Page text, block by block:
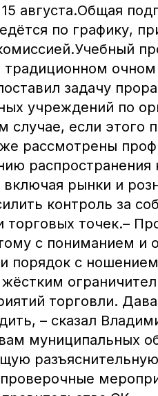
августа.Общая
по графику,
традиционном
задачу
учреждений по
случае, если этого
рассмотрены
распространения
включая рынки и
контроль за
торговых точек.–
с пониманием и
порядок с
торговли.
– сказал
муниципальных
проверочные